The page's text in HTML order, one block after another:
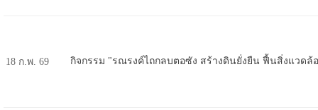
18 ก.พ. 69 กิจกรรม "รณรงค์ไถกลบตอซัง สร้างดินยั่งยืน ฟื้นสิ่งแวดล้